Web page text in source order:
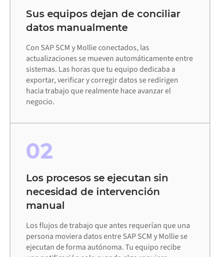
Sus equipos dejan de conciliar
datos manualmente
Con SAP SCM y Mollie conectados, las
actualizaciones se mueven automáticamente entre
sistemas. Las horas que tu equipo dedicaba a
exportar, verificar y corregir datos se redirigen
hacia trabajo que realmente hace avanzar el
negocio.
02
Los procesos se ejecutan sin
necesidad de intervención
manual
Los flujos de trabajo que antes requerían que una
persona moviera datos entre SAP SCM y Mollie se
ejecutan de forma autónoma. Tu equipo recibe